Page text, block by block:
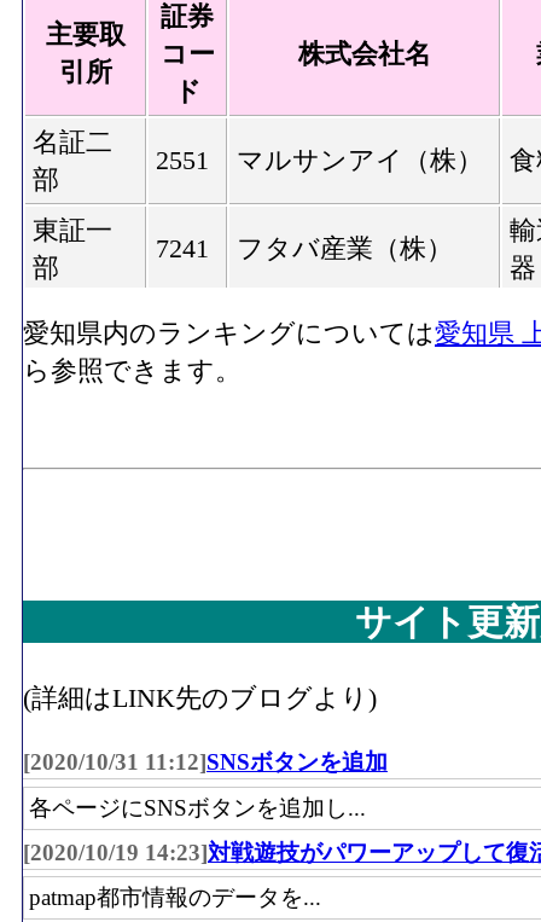
主要取
引所
証券
コー
ド
株式会社名
名証二
部
2551 マルサンアイ（株）
東証一
部
7241 フタバ産業（株）
器
名証二
部
7959 （株）オリバー
愛知県内のランキングについては愛知県
ら参照できます。
サイト更
(詳細はLINK先のブログより)
[2020/10/31 11:12]SNSボタンを追加
各ページにSNSボタンを追加し...
[2020/10/19 14:23]対戦遊技がパワーアップして復
patmap都市情報のデータを...